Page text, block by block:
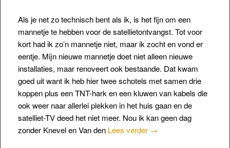
Als je net zo technisch bent als ik, is het fijn om een
mannetje te hebben voor de satellietontvangst. Tot voor
kort had ik zo’n mannetje niet, maar ik zocht en vond er
eentje. Mijn nieuwe mannetje doet niet alleen nieuwe
installaties, maar renoveert ook bestaande. Dat kwam
goed uit want ik heb hier twee schotels met samen drie
koppen plus een TNT-hark en een kluwen van kabels die
ook weer naar allerlei plekken in het huis gaan en de
satelliet-TV deed het niet meer. Nou ik kan geen dag
zonder Knevel en Van den Lees verder →